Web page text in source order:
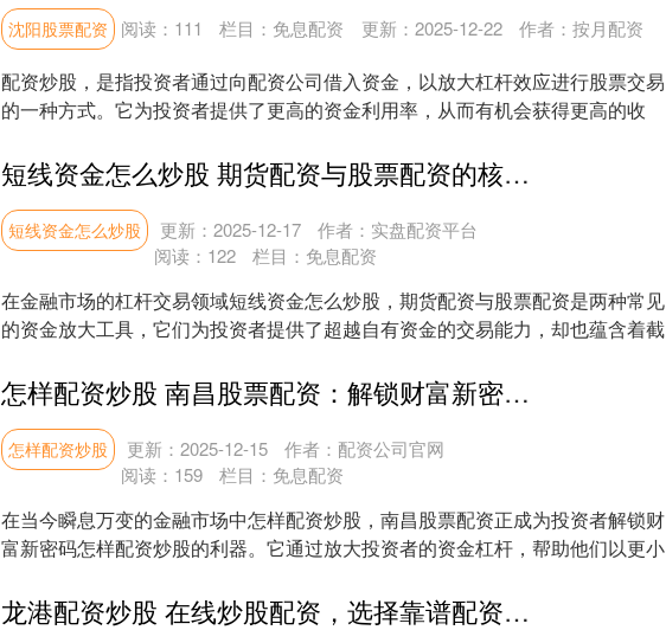
沈阳股票配资 更新：2025-12-22 作者：按月配资
阅读： 111 栏目： 免息配资
配资炒股，是指投资者通过向配资公司借入资金，以放大杠杆效应进行股票交易
的一种方式。它为投资者提供了更高的资金利用率，从而有机会获得更高的收
短线资金怎么炒股 期货配资与股票配资的核心差异解析
短线资金怎么炒股 更新：2025-12-17
作者：实盘配资平台
阅读： 122 栏目： 免息配资
在金融市场的杠杆交易领域短线资金怎么炒股，期货配资与股票配资是两种常见
的资金放大工具，它们为投资者提供了超越自有资金的交易能力，却也蕴含着截
怎样配资炒股 南昌股票配资：解锁财富新密码，助你投资无忧
怎样配资炒股 更新：2025-12-15
作者：配资公司官网
阅读： 159 栏目： 免息配资
在当今瞬息万变的金融市场中怎样配资炒股，南昌股票配资正成为投资者解锁财
富新密码怎样配资炒股的利器。它通过放大投资者的资金杠杆，帮助他们以更小
龙港配资炒股 在线炒股配资，选择靠谱配资平台，开启财富之路